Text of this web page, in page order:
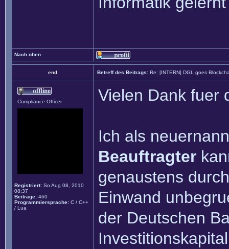
Nach oben
end Betreff des Beitrags: Re: [INTERN] DGL goes
Compliance Officer
Registriert: So Aug 08, 2010
08:37
Beiträge: 460
Programmiersprache: C / C++
/ Lua
Vielen Dank fuer
Ich als
Beauftragter
genaustens
Einwand
der Deutschen